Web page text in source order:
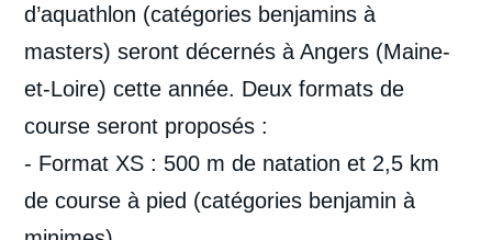
d’aquathlon (catégories benjamins à
masters) seront décernés à Angers (Maine-
et-Loire) cette année. Deux formats de
course seront proposés :
- Format XS : 500 m de natation et 2,5 km
de course à pied (catégories benjamin à